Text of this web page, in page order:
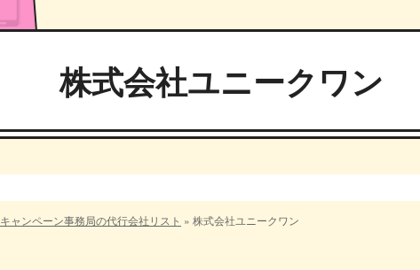
株式会社ユニークワン
キャンペーン事務局の代行会社リスト » 株式会社ユニークワン